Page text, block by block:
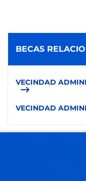
BECAS
VECINDAD
VECINDAD